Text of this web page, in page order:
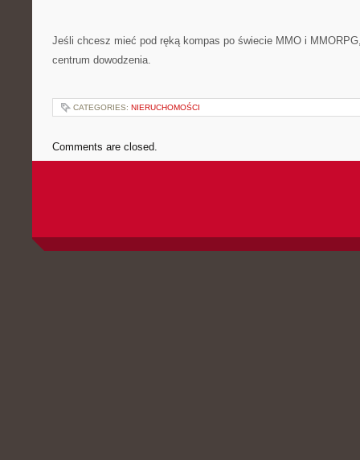
Jeśli chcesz mieć pod ręką kompas po świecie MMO i
centrum dowodzenia.
CATEGORIES: NIERUCHOMOŚCI
Comments are closed.